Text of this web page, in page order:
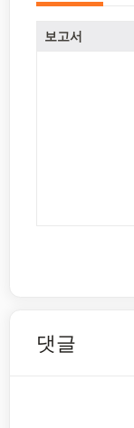
보고서
댓글